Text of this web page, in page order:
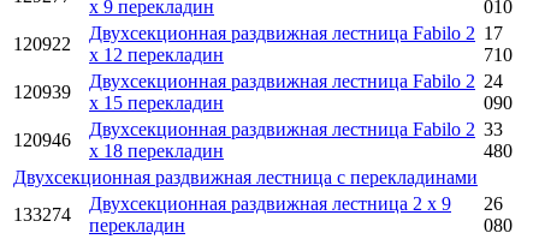
x 9 перекладин
010
120922
Двухсекционная раздвижная лестница Fabilo 2
x 12 перекладин
17
710
120939
Двухсекционная раздвижная лестница Fabilo 2
x 15 перекладин
24
090
120946
Двухсекционная раздвижная лестница Fabilo 2
x 18 перекладин
33
480
Двухсекционная раздвижная лестница с перекладинами
133274
Двухсекционная раздвижная лестница 2 x 9
перекладин
26
080